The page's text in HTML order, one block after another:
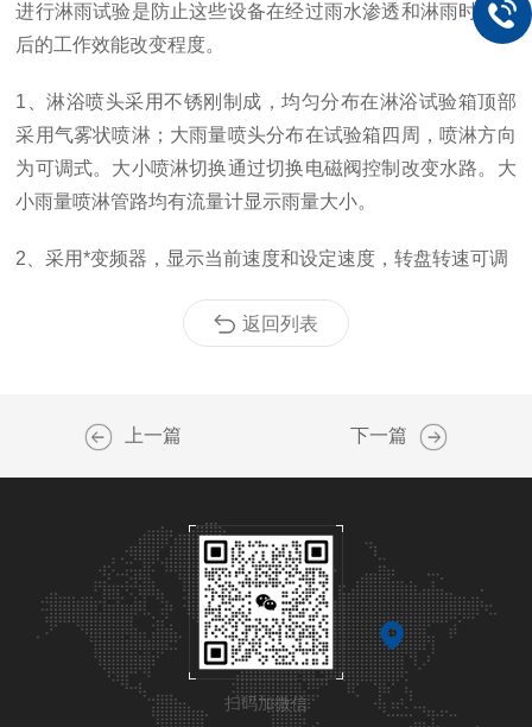
进行淋雨试验是防止这些设备在经过雨水渗透和淋雨时或之
后的工作效能改变程度。
1 、淋浴喷头采用不锈刚制成，均匀分布在淋浴试验箱顶部
采用气雾状喷淋；大雨量喷头分布在试验箱四周，喷淋方向
为可调式。大小喷淋切换通过切换电磁阀控制改变水路。大
小雨量喷淋管路均有流量计显示雨量大小。
2 、采用*变频器，显示当前速度和设定速度，转盘转速可调
返回列表
上一篇 下一篇
扫码加微信